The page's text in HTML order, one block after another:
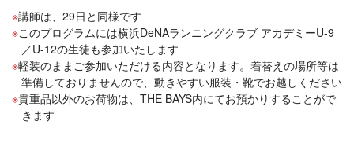
講師は、29日と同様です
このプログラムには横浜DeNAランニングクラブ アカデミーU-9
／U-12の生徒も参加いたします
軽装のままご参加いただける内容となります。着替えの場所等は
準備しておりませんので、動きやすい服装・靴でお越しください
貴重品以外のお荷物は、THE BAYS内にてお預かりすることがで
きます